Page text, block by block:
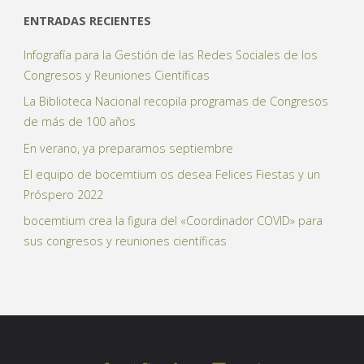
ENTRADAS RECIENTES
Infografía para la Gestión de las Redes Sociales de los
Congresos y Reuniones Científicas
La Biblioteca Nacional recopila programas de Congresos
de más de 100 años
En verano, ya preparamos septiembre
El equipo de bocemtium os desea Felices Fiestas y un
Próspero 2022
bocemtium crea la figura del «Coordinador COVID» para
sus congresos y reuniones científicas